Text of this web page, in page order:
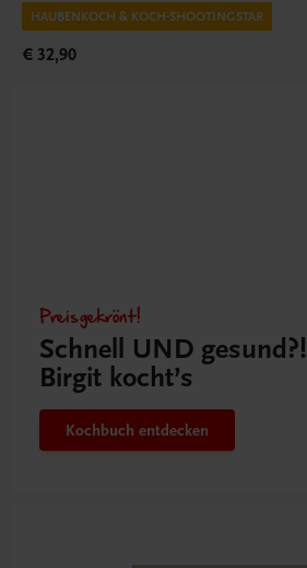
HAUBENKOCH & KOCH-SHOOTINGSTAR
€ 32,90
Preisgekrönt!
Schnell UND gesund?!
Birgit kocht’s
Kochbuch entdecken